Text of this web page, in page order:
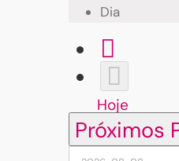
Dia
Hoje
Próximos